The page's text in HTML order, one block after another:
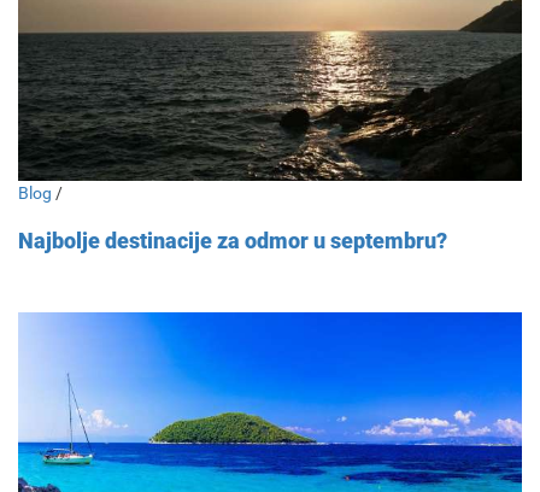
Blog /
Najbolje destinacije za odmor u septembru?